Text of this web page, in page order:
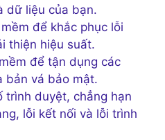
dữ liệu của bạn.
để khắc phục lỗi
thiện hiệu suất.
để tận dụng các
bản vá bảo mật.
trình duyệt, chẳng hạn
lỗi kết nối và lỗi trình